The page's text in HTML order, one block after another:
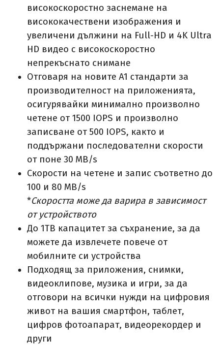
високоскоростно заснемане на
висококачествени изображения и
увеличени дължини на Full-HD и 4K Ultra
HD видео с високоскоростно
непрекъснато снимане
Отговаря на новите A1 стандарти за
производителност на приложенията,
осигурявайки минимално произволно
четене от 1500 IOPS и произволно
записване от 500 IOPS, както и
поддържани последователни скорости
от поне 30 MB/s
Скорости на четене и запис съответно до
100 и 80 MB/s
*Скоростта може да варира в зависимост
от устройството
До 1TB капацитет за съхранение, за да
можете да извлечете повече от
мобилните си устройства
Подходящ за приложения, снимки,
видеоклипове, музика и игри, за да
отговори на всички нужди на цифровия
живот на вашия смартфон, таблет,
цифров фотоапарат, видеорекордер и
други